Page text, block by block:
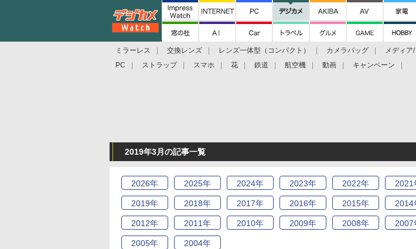
ミラーレス 交換レンズ レンズ一体型（コンパクト） カメラバッグ メディア
PC
ストラップ スマホ 花 鉄道 航空機 動画 キャンペーン
2019年3月の記事一覧
2026年 2025年 2024年 2023年 2022年 2021
2019年 2018年 2017年 2016年 2015年 2014
2012年 2011年 2010年 2009年 2008年 2007
2005年 2004年